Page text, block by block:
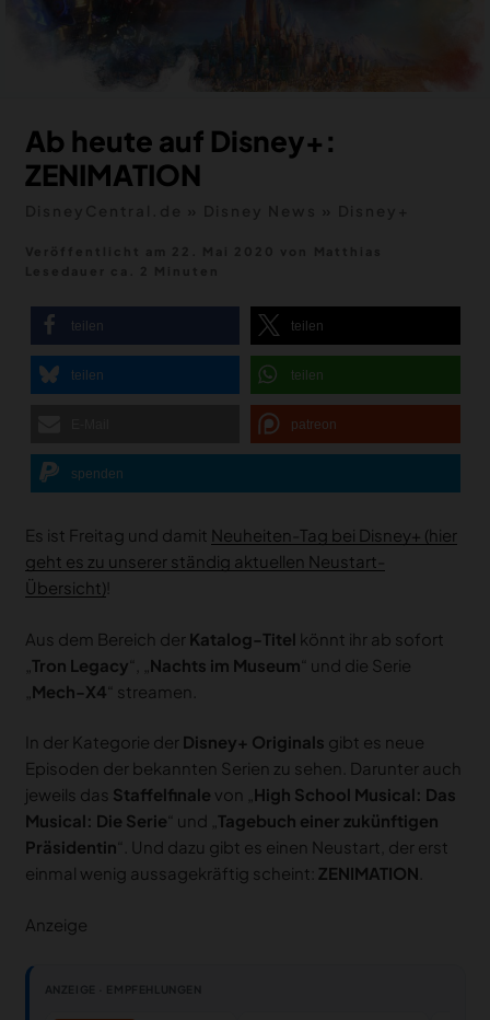
Ab heute auf Disney+:
ZENIMATION
teilen teilen
teilen teilen
patreon
spenden
Es ist Freitag und damit Neuheiten-Tag bei Disney+ (hier
geht es zu unserer ständig aktuellen Neustart-
Übersicht)
Aus dem Bereich der Katalog-Titel könnt ihr ab sofort
Tron Legacy“, „ Nachts im Museum“ und die Serie
Mech-X4“ streamen.
In der Kategorie der Disney+ Originals gibt es neue
Episoden der bekannten Serien zu sehen. Darunter auch
jeweils das Staffelfinale von „ High School Musical: Das
Musical: Die Serie“ und „ Tagebuch einer zukünftigen
Präsidentin“. Und dazu gibt es einen Neustart, der erst
einmal wenig aussagekräftig scheint: ZENIMATION
Anzeige
ANZEIGE · EMPFEHLUNGEN